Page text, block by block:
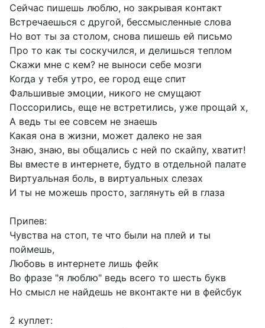
Сейчас пишешь люблю, но закрывая контакт
Встречаешься с другой, бессмысленные слова
Но вот ты за столом, снова пишешь ей письмо
Про то как ты соскучился, и делишься теплом
Скажи мне с кем? не выноси себе мозги
Когда у тебя утро, ее город еще спит
Фальшивые эмоции, никого не смущают
Поссорились, еще не встретились, уже прощай х,
А ведь ты ее совсем не знаешь
Какая она в жизни, может далеко не зая
Знаю, знаю, вы общались с ней по скайпу, хватит!
Вы вместе в интернете, будто в отдельной палате
Виртуальная боль, в виртуальных слезах
И ты не можешь просто, заглянуть ей в глаза
Припев:
Чувства на стоп, те что были на плей и ты
поймешь,
Любовь в интернете лишь фейк
Во фразе "я люблю" ведь всего то шесть букв
Но смысл не найдешь не вконтакте ни в фейсбук
2 куплет: